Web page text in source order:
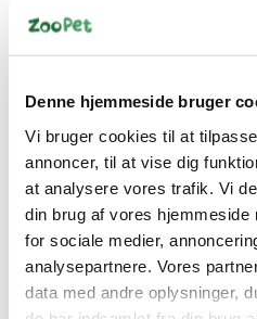
Denne hjemmeside bruger
Vi bruger cookies til at
annoncer, til at vise dig
at analysere vores trafik. Vi
din brug af vores hjemmeside
for sociale medier,
analysepartnere. Vores
data med andre oplysninger,
Bestsælgende